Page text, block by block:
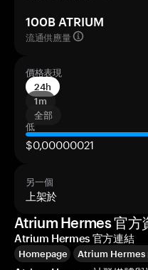
100B ATRIUM
流通供應量
價格表現
24h
1m
全部
低
$0,00000021
另一個
上架於
Atrium Hermes 官方
Atrium Hermes 官方連結
Homepage Atrium Hermes